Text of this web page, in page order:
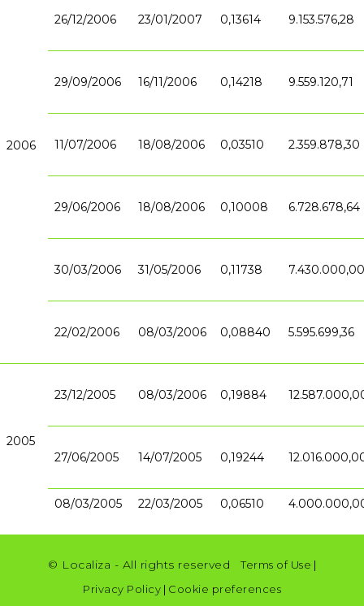
2006
26/12/2006 23/01/2007 0,13614 9.153.576,28
29/09/2006 16/11/2006 0,14218 9.559.120,71
11/07/2006 18/08/2006 0,03510 2.359.878,30
29/06/2006 18/08/2006 0,10008 6.728.678,64
30/03/2006 31/05/2006 0,11738 7.430.000,00
22/02/2006 08/03/2006 0,08840 5.595.699,36
2005
23/12/2005 08/03/2006 0,19884
27/06/2005 14/07/2005 0,19244
08/03/2005 22/03/2005 0,06510
© Localiza - All rights reserved Terms of Use |
Privacy Policy | Cookie preferences